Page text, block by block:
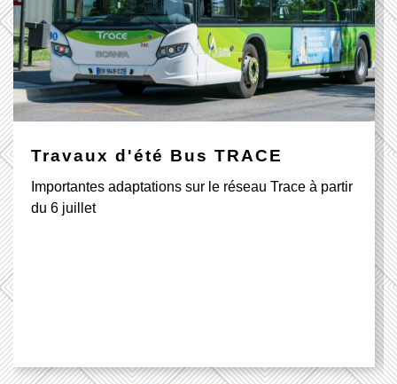
Travaux d'été Bus TRACE
Importantes adaptations sur le réseau Trace à partir
du 6 juillet